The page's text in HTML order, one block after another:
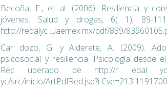
Becoña, E., et al. (2006). Resiliencia y
jóvenes. Salud y drogas, 6( 1), 89-
http://redalyc .uaemex.mx/pdf/839/
Car dozo, G. y Alderete, A. (2009).
psicosocial y resiliencia. Psicología desde
Rec uperado de http://r edal
yc/src/inicio/ArtPdfRed.jsp?i Cve=213